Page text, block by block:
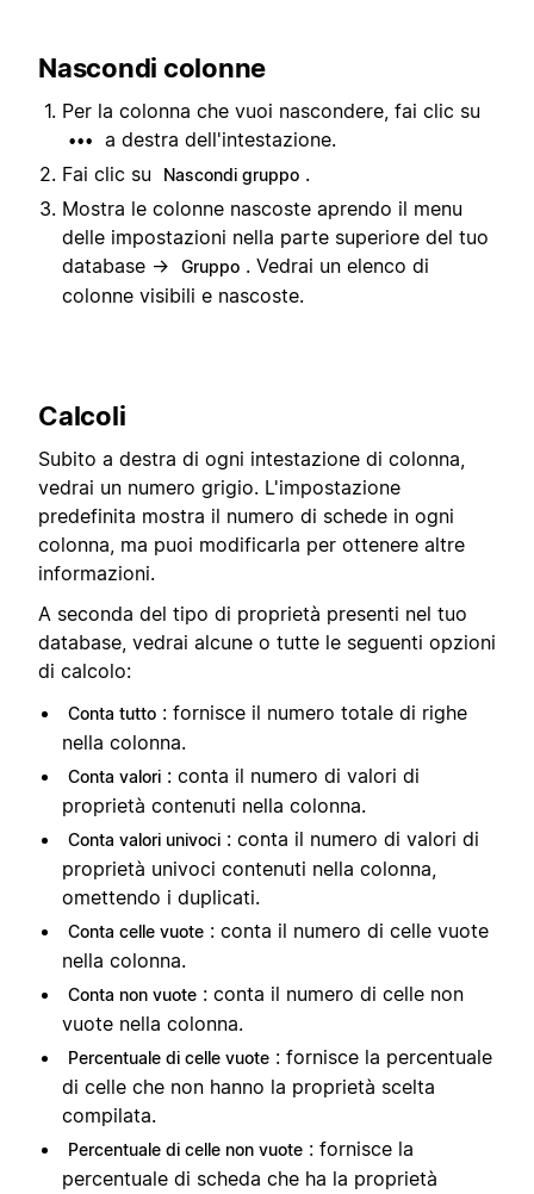
Nascondi colonne
Per la colonna che vuoi nascondere, fai clic su
•••
a destra dell'intestazione.
Fai clic su
Nascondi gruppo .
Mostra le colonne nascoste aprendo il menu
delle impostazioni nella parte superiore del tuo
database →
Gruppo . Vedrai un elenco di
colonne visibili e nascoste.
Calcoli
Subito a destra di ogni intestazione di colonna,
vedrai un numero grigio. L'impostazione
predefinita mostra il numero di schede in ogni
colonna, ma puoi modificarla per ottenere altre
informazioni.
A seconda del tipo di proprietà presenti nel tuo
database, vedrai alcune o tutte le seguenti opzioni
di calcolo:
Conta tutto : fornisce il numero totale di righe
nella colonna.
Conta valori : conta il numero di valori di
proprietà contenuti nella colonna.
Conta valori univoci : conta il numero di valori di
proprietà univoci contenuti nella colonna,
omettendo i duplicati.
Conta celle vuote : conta il numero di celle vuote
nella colonna.
Conta non vuote : conta il numero di celle non
vuote nella colonna.
Percentuale di celle vuote : fornisce la percentuale
di celle che non hanno la proprietà scelta
compilata.
Percentuale di celle non vuote : fornisce la
percentuale di scheda che ha la proprietà